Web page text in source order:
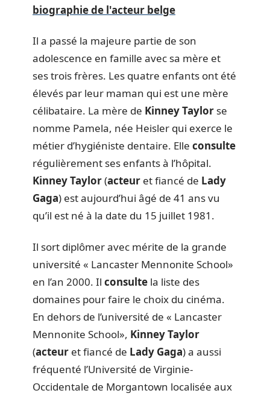
biographie de l'acteur belge
Il a passé la majeure partie de son
adolescence en famille avec sa mère et
ses trois frères. Les quatre enfants ont été
élevés par leur maman qui est une mère
célibataire. La mère de Kinney Taylor se
nomme Pamela, née Heisler qui exerce le
métier d’hygiéniste dentaire. Elle consulte
régulièrement ses enfants à l’hôpital.
KinneyTaylor(acteur et fiancé de Lady
Gaga) est aujourd’hui âgé de 41 ans vu
qu’il est né à la date du 15 juillet 1981.
Il sort diplômer avec mérite de la grande
université « Lancaster Mennonite School»
en l’an 2000. Il consulte la liste des
domaines pour faire le choix du cinéma.
En dehors de l’université de « Lancaster
Mennonite School», KinneyTaylor
(acteur et fiancé de Lady Gaga) a aussi
fréquenté l’Université de Virginie-
Occidentale de Morgantown localisée aux